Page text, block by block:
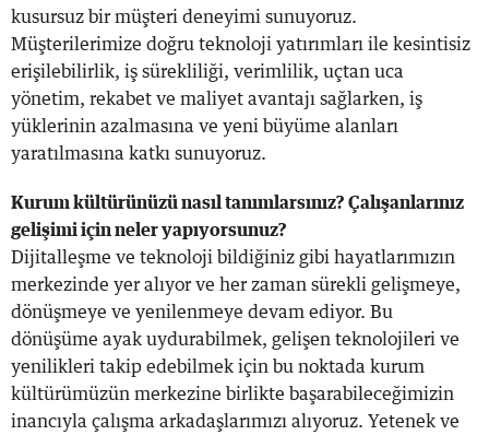
kusursuz bir müşteri deneyimi sunuyoruz.
Müşterilerimize doğru teknoloji yatırımları ile kesintisiz
erişilebilirlik, iş sürekliliği, verimlilik, uçtan uca
yönetim, rekabet ve maliyet avantajı sağlarken, iş
yüklerinin azalmasına ve yeni büyüme alanları
yaratılmasına katkı sunuyoruz.
Kurum kültürünüzü nasıl tanımlarsınız? Çalışanlarınız
gelişimi için neler yapıyorsunuz?
Dijitalleşme ve teknoloji bildiğiniz gibi hayatlarımızın
merkezinde yer alıyor ve her zaman sürekli gelişmeye,
dönüşmeye ve yenilenmeye devam ediyor. Bu
dönüşüme ayak uydurabilmek, gelişen teknolojileri ve
yenilikleri takip edebilmek için bu noktada kurum
kültürümüzün merkezine birlikte başarabileceğimizin
inancıyla çalışma arkadaşlarımızı alıyoruz. Yetenek ve